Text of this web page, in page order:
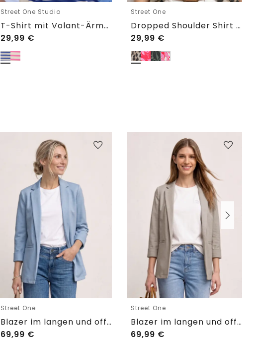
Street One Studio
T-Shirt mit Volant-Ärmeln und Print
29,99 €
Street One
Dropped Shoulder Shirt im Blusen-Look
29,99 €
Street One
Blazer im langen und offenen Schnitt
69,99 €
Street One
Blazer im langen und offenen Schnitt
69,99 €